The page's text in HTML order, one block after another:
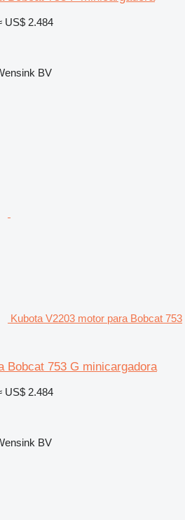
US$ 2.484
BV
Kubota V2203 motor para Bobcat 753
Bobcat 753 G minicargadora
US$ 2.484
BV